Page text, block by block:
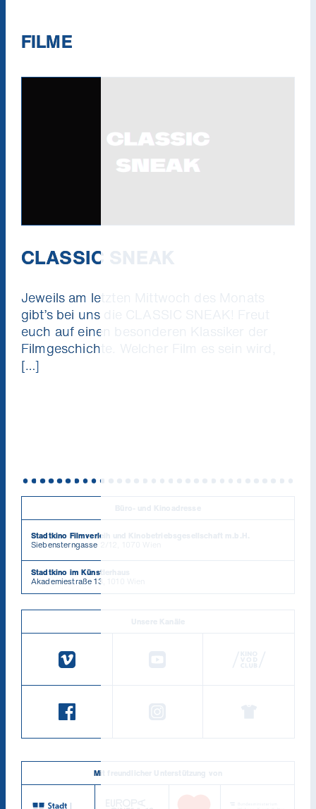
FILME
CLASSIC SNEAK
Jeweils am letzten Mittwoch des Monats
gibt’s bei uns die CLASSIC SNEAK! Freut
euch auf einen besonderen Klassiker der
Filmgeschichte. Welcher Film es sein wird,
[…]
Stadtkino Filmverleih und Kinobetriebsgesellschaft m.b.H.
Siebensterngasse 2/12, 1070 Wien
Stadtkino im Künstlerhaus
Akademiestraße 13, 1010 Wien
Mit freundlicher Unterstützung von